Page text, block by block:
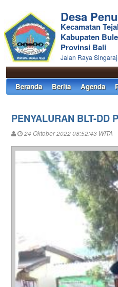
Desa
Kecamatan
Kabupaten
Provinsi Bali
Jalan Raya
Beranda Berita Agenda
PENYALURAN BLT-DD
24 Oktober 2022 08:52:43 WITA